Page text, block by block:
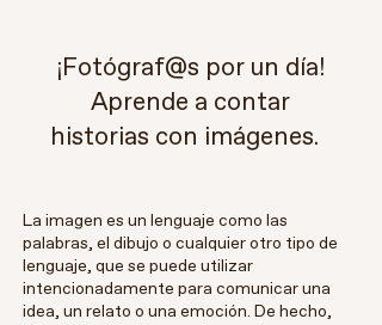
¡Fotógraf@s por un día!
Aprende a contar
historias con imágenes.
La imagen es un lenguaje como las
palabras, el dibujo o cualquier otro tipo de
lenguaje, que se puede utilizar
intencionadamente para comunicar una
idea, un relato o una emoción. De hecho,